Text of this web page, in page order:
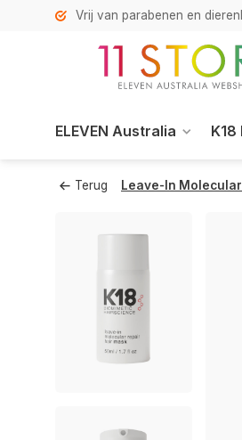
Vrij van parabenen en
ELEVEN Australia K18
Terug Leave-In